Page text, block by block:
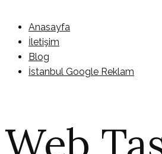
Anasayfa
İletişim
Blog
İstanbul Google Reklam